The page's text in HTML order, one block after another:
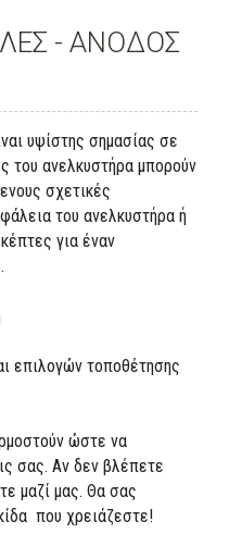
- ΑΝΟΔΟΣ
υψίστης σημασίας σε
του ανελκυστήρα μπορούν
σχετικές
του ανελκυστήρα ή
για έναν
επιλογών τοποθέτησης
ώστε να
σας. Αν δεν βλέπετε
μαζί μας. Θα σας
που χρειάζεστε!